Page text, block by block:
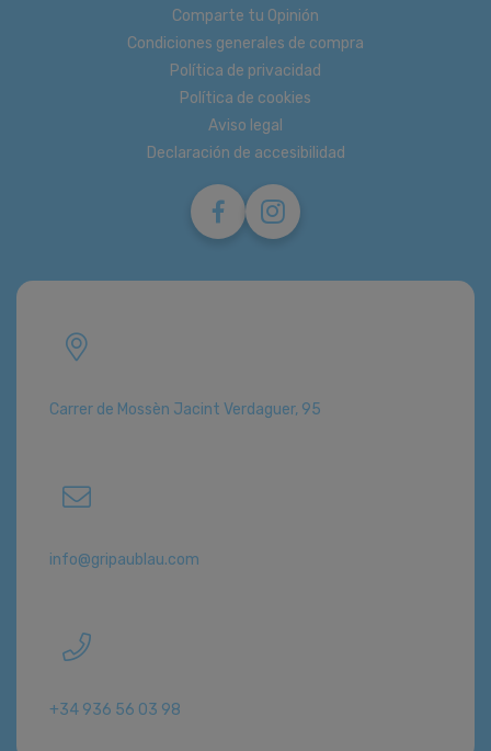
Comparte tu Opinión
Condiciones generales de compra
Política de privacidad
Política de cookies
Aviso legal
Declaración de accesibilidad
Carrer de Mossèn Jacint Verdaguer, 95
info@gripaublau.com
+34 936 56 03 98